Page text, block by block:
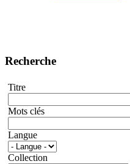
Recherche
Titre
Mots clés
Langue
Collection